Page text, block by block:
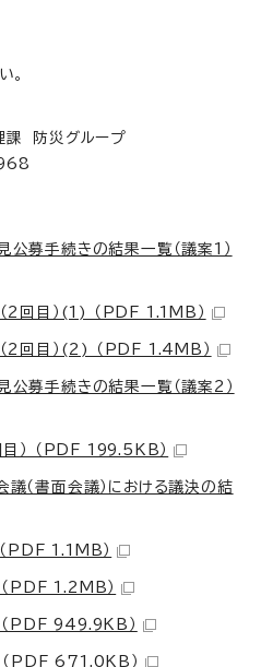
。
防災グループ
募手続きの結果一覧（議案1）
2回目）(1) （PDF 1.1MB）
2回目）(2) （PDF 1.4MB）
募手続きの結果一覧（議案2）
目） （PDF 199.5KB）
（書面会議）における議決の結
PDF 1.1MB）
PDF 1.2MB）
PDF 949.9KB）
PDF 671.0KB）